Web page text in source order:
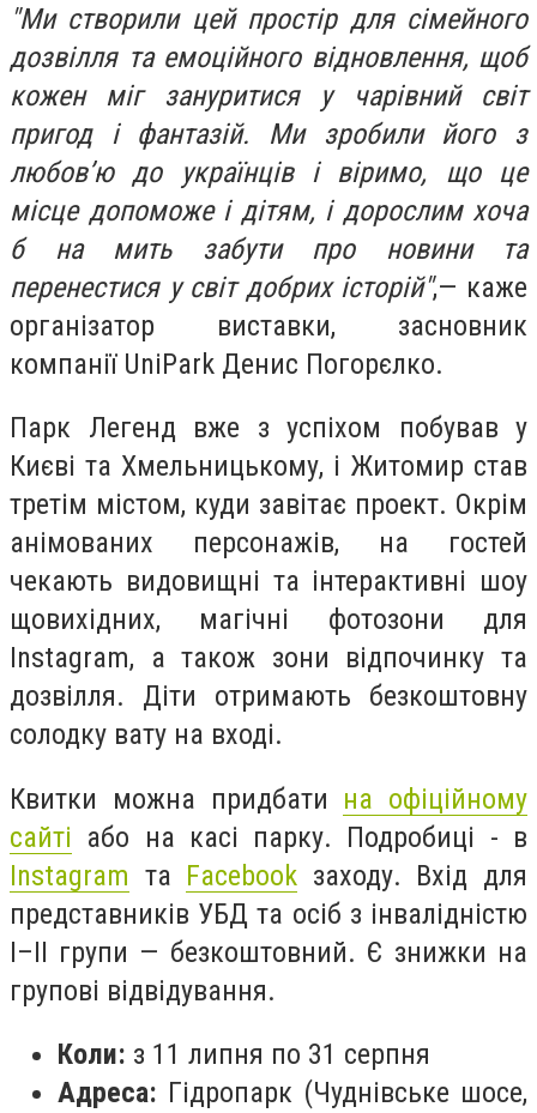
"Ми створили цей простір для сімейного
дозвілля та емоційного відновлення, щоб
кожен міг зануритися у чарівний світ
пригод і фантазій. Ми зробили його з
любов’ю до українців і віримо, що це
місце допоможе і дітям, і дорослим хоча
б на мить забути про новини та
перенестися у світ добрих історій",— каже
організатор виставки, засновник
компанії UniPark Денис Погорєлко.
Парк Легенд вже з успіхом побував у
Києві та Хмельницькому, і Житомир став
третім містом, куди завітає проект. Окрім
анімованих персонажів, на гостей
чекають видовищні та інтерактивні шоу
щовихідних, магічні фотозони для
Instagram, а також зони відпочинку та
дозвілля. Діти отримають безкоштовну
солодку вату на вході.
Квитки можна придбати на офіційному
сайті або на касі парку. Подробиці - в
Instagram та Facebook заходу. Вхід для
представників УБД та осіб з інвалідністю
I–II групи — безкоштовний. Є знижки на
групові відвідування.
Коли: з 11 липня по 31 серпня
Адреса: Гідропарк (Чуднівське шосе,